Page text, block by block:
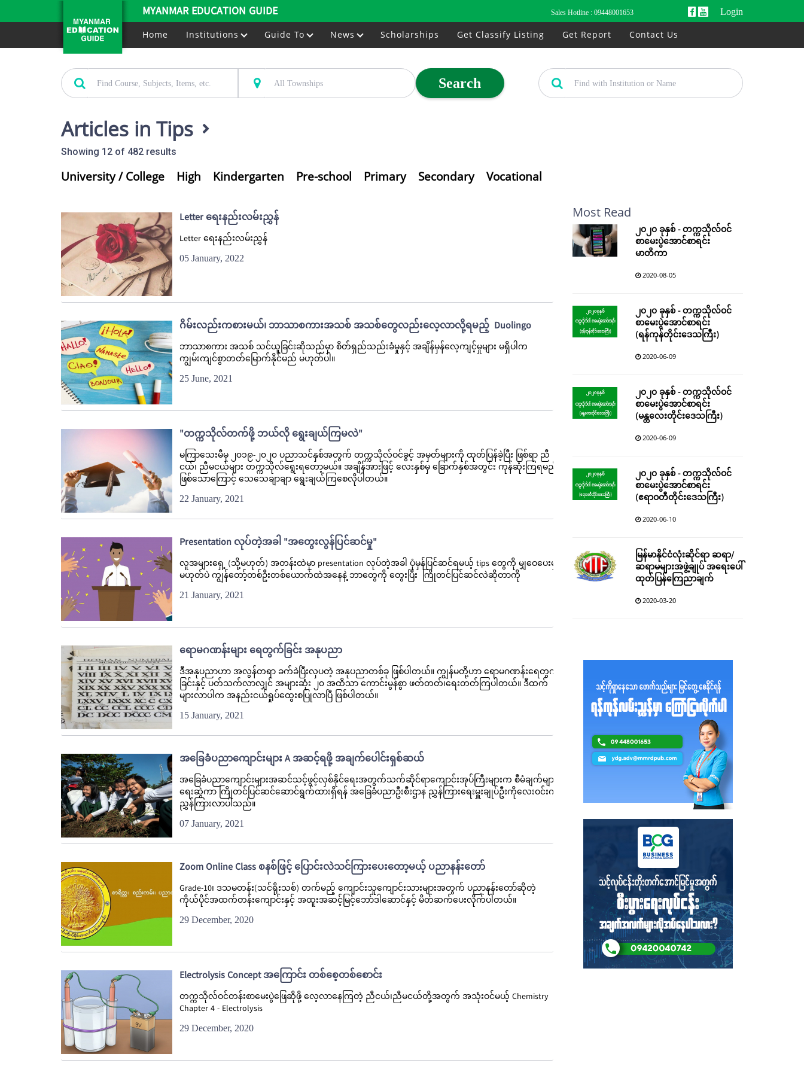
MYANMAR EDUCATION GUIDE Sales Hotline : 09448001653 Login
Home Institutions Guide To News Scholarships Get Classify Listing Get Report Contact Us
Search
Articles in Tips
Showing 12 of 482 results
University / College High Kindergarten Pre-school Primary Secondary Vocational
Letter ရေးနည်းလမ်းညွှန်
Letter ရေးနည်းလမ်းညွှန်
05 January, 2022
ဂိမ်းလည်းကစားမယ်၊ ဘာသာစကားအသစ် အသစ်တွေလည်းလေ့လာလို့ရမည့် Duolingo
ဘာသာစကား အသစ် သင်ယူခြင်းဆိုသည်မှာ စိတ်ရှည်သည်းခံမှုနှင့် အချိန်မှန်လေ့ကျင့်မှုများ မရှိပါက
ကျွမ်းကျင်စွာတတ်မြောက်နိုင်မည် မဟုတ်ပါ။
25 June, 2021
"တက္ကသိုလ်တက်ဖို့ ဘယ်လို ရွေးချယ်ကြမလဲ"
မကြာသေးမီမှ ၂၀၁၉-၂၀၂၀ ပညာသင်နှစ်အတွက် တက္ကသိုလ်ဝင်ခွင့် အမှတ်များကို ထုတ်ပြန်ခဲ့ပြီး ဖြစ်ရာ ညီ
ငယ်၊ ညီမငယ်များ တက္ကသိုလ်ရွေးရတော့မယ်။ အချိန်အားဖြင့် လေးနှစ်မှ ခြောက်နှစ်အတွင်း ကုန်ဆုံးကြရမည်
ဖြစ်သောကြောင့် သေသေချာချာ ရွေးချယ်ကြစေလိုပါတယ်။
22 January, 2021
Presentation လုပ်တဲ့အခါ "အတွေးလွန်ပြင်ဆင်မှု"
လူအများရှေ့ (သို့မဟုတ်) အတန်းထဲမှာ presentation လုပ်တဲ့အခါ ပုံမှန်ပြင်ဆင်ရမယ့် tips တွေကို မျှဝေပေးမှာ
မဟုတ်ပဲ ကျွန်တော့်တစ်ဦးတစ်ယောက်ထဲအနေနဲ့ ဘာတွေကို တွေးပြီး ကြိုတင်ပြင်ဆင်လဲဆိုတာကို
21 January, 2021
ရောမဂဏန်းများ ရေတွက်ခြင်း အနုပညာ
ဒီအနုပညာဟာ အလွန်တရာ ခက်ခဲပြီးလှပတဲ့ အနုပညာတစ်ခု ဖြစ်ပါတယ်။ ကျွန်မတို့ဟာ ရောမဂဏန်း‌ရေတွက်
ခြင်းနှင့် ပတ်သက်လာလျှင် အများဆုံး ၂၀ အထိသာ ကောင်းမွန်စွာ ဖတ်တတ်၊ရေးတတ်ကြပါတယ်။ ဒီထက်
များလာပါက အနည်းငယ်ရှုပ်ထွေးစပြုလာပြီ ဖြစ်ပါတယ်။
15 January, 2021
အခြေခံပညာကျောင်းများ A အဆင့်ရဖို့ အချက်ပေါင်းရှစ်ဆယ်
အခြေခံပညာကျောင်းများအဆင်သင့်ဖွင့်လှစ်နိုင်ရေးအတွက်သက်ဆိုင်ရာကျောင်းအုပ်ကြီးများက စီမံချက်များ
ရေးဆွဲကာ ကြိုတင်ပြင်ဆင်ဆောင်ရွက်ထားရှိရန် အခြေခံပညာဦးစီးဌာန ညွှန်ကြားရေးမှူးချုပ်ဦးကိုလေးဝင်းက
ညွှန်ကြားလာပါသည်။
07 January, 2021
Zoom Online Class စနစ်ဖြင့် ပြောင်းလဲသင်ကြားပေးတော့မယ့် ပညာနန်းတော်
Grade-10၊ ဒသမတန်း(သင်ရိုးသစ်) တက်မည့် ကျောင်းသူကျောင်းသားများအတွက် ပညာနန်းတော်ဆိုတဲ့
ကိုယ်ပိုင်အထက်တန်းကျောင်းနှင့် အထူးအဆင့်မြင့်ဘော်ဒါဆောင်နှင့် မိတ်ဆက်ပေးလိုက်ပါတယ်။
29 December, 2020
Electrolysis Concept အကြောင်း တစ်စေ့တစ်စောင်း
တက္ကသိုလ်ဝင်တန်းစာမေးပွဲဖြေဆိုဖို့ လေ့လာနေကြတဲ့ ညီငယ်၊ညီမငယ်တို့အတွက် အသုံးဝင်မယ့် Chemistry
Chapter 4 - Electrolysis
29 December, 2020
Most Read
၂၀၂၀ ခုနှစ် - တက္ကသိုလ်ဝင်
စာမေးပွဲအောင်စာရင်း
မာတိကာ
2020-08-05
၂၀၂၀ ခုနှစ် - တက္ကသိုလ်ဝင်
စာမေးပွဲအောင်စာရင်း
(ရန်ကုန်တိုင်းဒေသကြီး)
2020-06-09
၂၀၂၀ ခုနှစ် - တက္ကသိုလ်ဝင်
စာမေးပွဲအောင်စာရင်း
(မန္တလေးတိုင်းဒေသကြီး)
2020-06-09
၂၀၂၀ ခုနှစ် - တက္ကသိုလ်ဝင်
စာမေးပွဲအောင်စာရင်း
(ဧရာဝတီတိုင်းဒေသကြီး)
2020-06-10
မြန်မာနိုင်ငံလုံးဆိုင်ရာ ဆရာ/
ဆရာမများအဖွဲ့ချုပ် အရေးပေါ်
ထုတ်ပြန်ကြေညာချက်
2020-03-20